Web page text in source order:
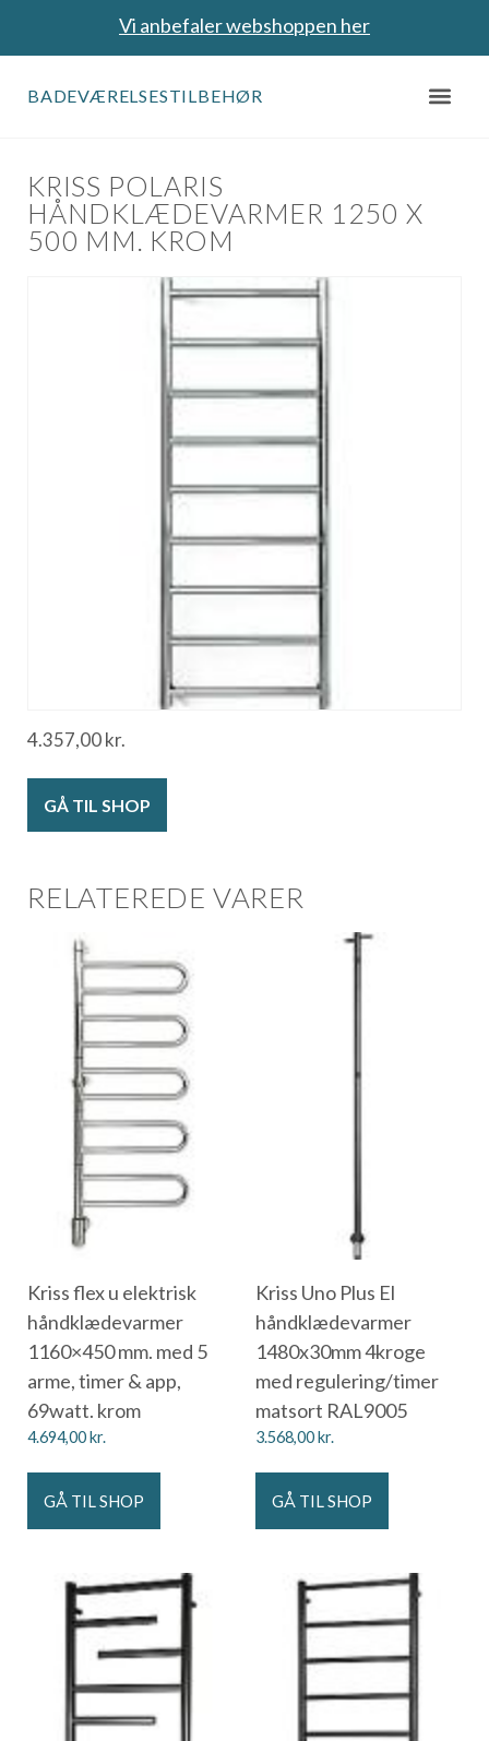
Vi anbefaler webshoppen her
BADEVÆRELSESTILBEHØR
KRISS POLARIS
HÅNDKLÆDEVARMER 1250 X
500 MM. KROM
4.357,00kr.
GÅ TIL SHOP
RELATEREDE VARER
Kriss flex u elektrisk
håndklædevarmer
1160×450 mm. med 5
arme, timer & app,
69watt. krom
4.694,00kr.
GÅ TIL SHOP
Kriss Uno Plus El
håndklædevarmer
1480x30mm 4kroge
med regulering/timer
matsort RAL9005
3.568,00kr.
GÅ TIL SHOP